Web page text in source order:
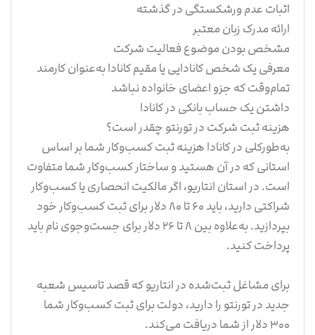
اثبات عدم ورشکستگی در گذشته
ارائه مدرک زبان معتبر
مشخص بودن موضوع فعالیت شرکت
معرفی یک شخص کانادایی یا مقیم کانادا به‌عنوان کارمند
تمام‌وقت که جزو اعضای خانواده نباشد
داشتن یک حساب بانکی در کانادا
هزینه ثبت شرکت در تورنتو چقدر است؟​
به‌طورکلی در کانادا هزینه ثبت کسب‌وکار شما بر اساس
استانی که در آن هستید و ساختار کسب‌وکار شما متفاوت
است. در استان انتاریو، اگر مالکیت انحصاری یا کسب‌وکار
شراکتی دارید، باید ۶۰ تا ۸۰ دلار برای ثبت کسب‌وکار خود
بپردازید. به‌علاوه بین ۸ تا ۲۶ دلار برای جست‌وجوی نام باید
پرداخت کنید.
برای مشاغل ثبت‌شده در انتاریو که قصد تاسیس شعبه
جدید در تورنتو را دارید، دولت برای ثبت کسب‌وکار شما
۳۰۰ دلار از شما دریافت می‌کند.